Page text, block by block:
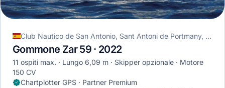
Club Nautico de San Antonio, Sant Antoni de Portmany, Spagna
Gommone Zar 59 · 2022
11 ospiti max. Lungo 6,09 m Skipper opzionale
Motore
150 CV
Chartplotter GPS · Partner Premium